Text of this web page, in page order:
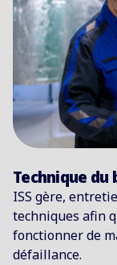
Technique
ISS gère,
techniques afin
fonctionner de
défaillance.